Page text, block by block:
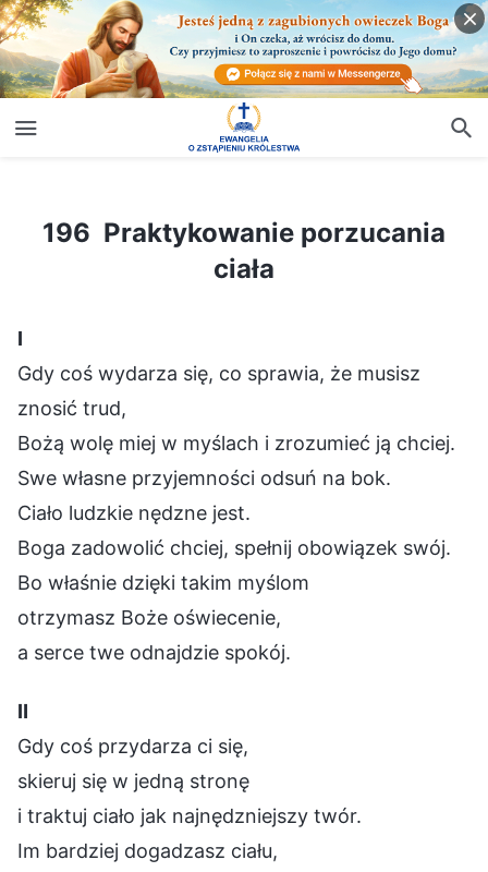
196 Praktykowanie porzucania ciała
196 Praktykowanie porzucania
ciała
Ⅰ
Gdy coś wydarza się, co sprawia, że musisz
znosić trud,
Bożą wolę miej w myślach i zrozumieć ją chciej.
Swe własne przyjemności odsuń na bok.
Ciało ludzkie nędzne jest.
Boga zadowolić chciej, spełnij obowiązek swój.
Bo właśnie dzięki takim myślom
otrzymasz Boże oświecenie,
a serce twe odnajdzie spokój.
Ⅱ
Gdy coś przydarza ci się,
skieruj się w jedną stronę
i traktuj ciało jak najnędzniejszy twór.
Im bardziej dogadzasz ciału,